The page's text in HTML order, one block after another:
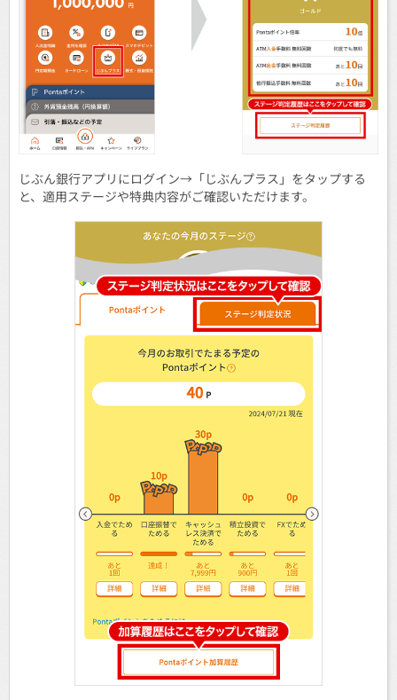
じぶん銀行アプリにログイン→「じぶんプラス」をタップする
と、適用ステージや特典内容がご確認いただけます。